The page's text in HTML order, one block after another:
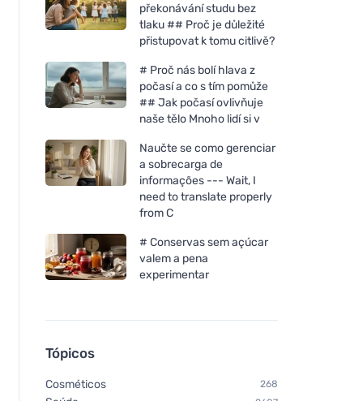
překonávání studu bez
tlaku ## Proč je důležité
přistupovat k tomu citlivě?
# Proč nás bolí hlava z
počasí a co s tím pomůže
## Jak počasí ovlivňuje
naše tělo Mnoho lidí si v
Naučte se como gerenciar
a sobrecarga de
informações --- Wait, I
need to translate properly
from C
# Conservas sem açúcar
valem a pena
experimentar
Tópicos
Cosméticos 268